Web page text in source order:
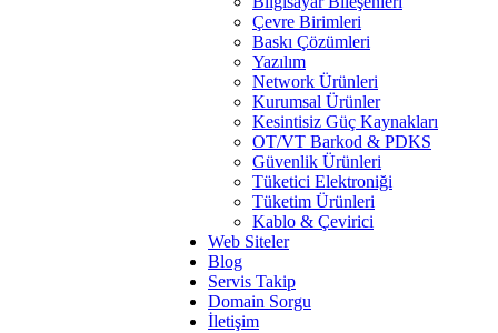
Çevre Birimleri
Baskı Çözümleri
Yazılım
Network Ürünleri
Kurumsal Ürünler
Kesintisiz Güç Kaynakları
OT/VT Barkod & PDKS
Güvenlik Ürünleri
Tüketici Elektroniği
Tüketim Ürünleri
Kablo & Çevirici
Web Siteler
Blog
Servis Takip
Domain Sorgu
İletişim